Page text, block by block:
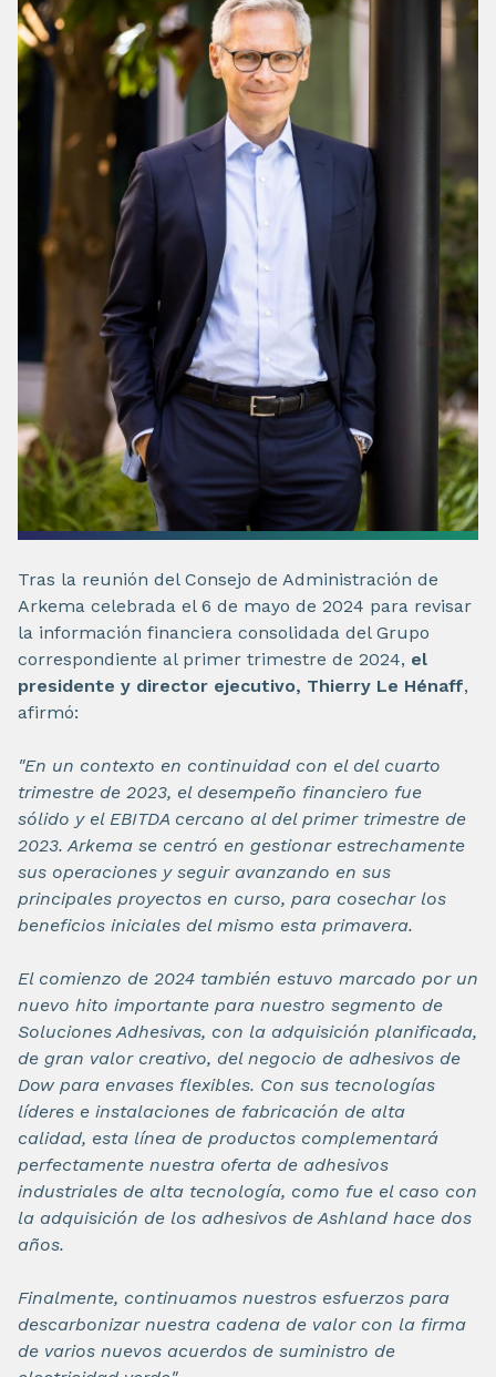
Tras la reunión del Consejo de Administración de
Arkema celebrada el 6 de mayo de 2024 para revisar
la información financiera consolidada del Grupo
correspondiente al primer trimestre de 2024, el
presidente y director ejecutivo, Thierry Le Hénaff,
afirmó:
"En un contexto en continuidad con el del cuarto
trimestre de 2023, el desempeño financiero fue
sólido y el EBITDA cercano al del primer trimestre de
2023. Arkema se centró en gestionar estrechamente
sus operaciones y seguir avanzando en sus
principales proyectos en curso, para cosechar los
beneficios iniciales del mismo esta primavera.
El comienzo de 2024 también estuvo marcado por un
nuevo hito importante para nuestro segmento de
Soluciones Adhesivas, con la adquisición planificada,
de gran valor creativo, del negocio de adhesivos de
Dow para envases flexibles. Con sus tecnologías
líderes e instalaciones de fabricación de alta
calidad, esta línea de productos complementará
perfectamente nuestra oferta de adhesivos
industriales de alta tecnología, como fue el caso con
la adquisición de los adhesivos de Ashland hace dos
años.
Finalmente, continuamos nuestros esfuerzos para
descarbonizar nuestra cadena de valor con la firma
de varios nuevos acuerdos de suministro de